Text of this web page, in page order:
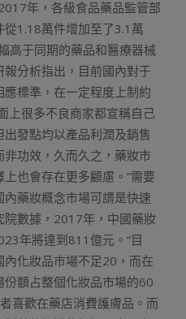
年，各級食品藥品監管部
1.18萬件增加至了3.1萬
高于同期的藥品和醫療器械
分析指出，目前國內對于
標準，在一定程度上制約
上很多不良商家都宣稱自己
出發點均以產品利潤及銷售
功效，久而久之，藥妝市
也會存在更多顧慮。”需要
藥妝概念市場可謂是快速
數據，2017年，中國藥妝
年將達到811億元。“目
化妝品市場不足20，而在
額占整個化妝品市場的60
喜歡在藥店消費護膚品。而